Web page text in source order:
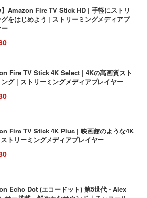
】Amazon Fire TV Stick HD | 手軽にストリ
グをはじめよう | ストリーミングメディアプ
ー
Fire TV Stick 4K Select | 4Kの高画質スト
ング | ストリーミングメディアプレイヤー
Fire TV Stick 4K Plus | 映画館のような4K
トリーミングメディアプレイヤー
Echo Dot (エコードット) 第5世代 - Alex